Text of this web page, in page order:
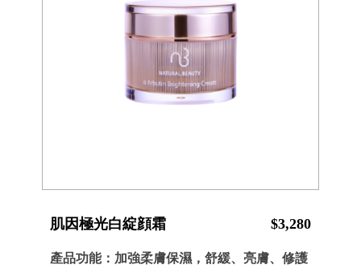
肌因極光白綻顔霜 $3,280
產品功能：加強柔膚保濕，舒緩、亮膚、修護